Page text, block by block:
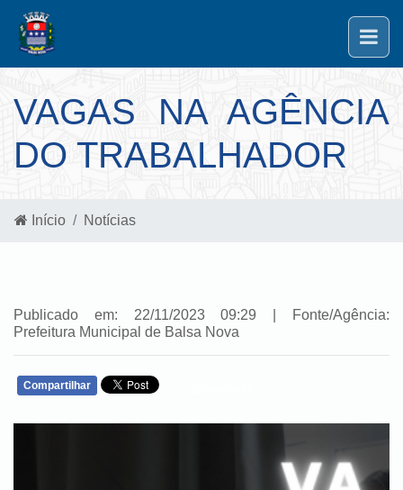
VAGAS NA AGÊNCIA
DO TRABALHADOR
Início Notícias
Publicado em: 22/11/2023 09:29 | Fonte/Agência:
Prefeitura Municipal de Balsa Nova
Compartilhar